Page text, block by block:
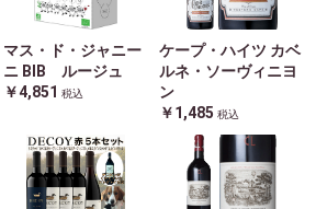
マス・ド・ジャニー
ニ BIB ルージュ
￥4,851 税込
ケープ・ハイツ カベ
ルネ・ソーヴィニヨ
ン
￥1,485 税込